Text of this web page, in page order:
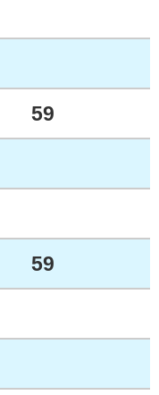
59
59